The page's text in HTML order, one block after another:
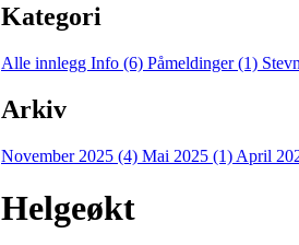
Kategori
Alle innlegg Info (6) Påmeldinger (1)
Arkiv
November 2025 (4) Mai 2025 (1) April
Helgeøkt